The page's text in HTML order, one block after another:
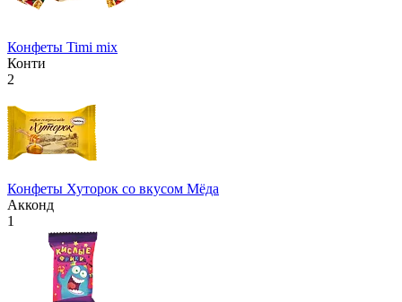
Конфеты Timi mix
Конти
2
Конфеты Хуторок со вкусом Мёда
Акконд
1